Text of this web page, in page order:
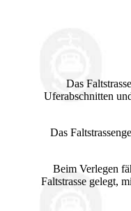
Das
Uferabschnitten
Das
Beim Verlegen
Faltstrasse gelegt,